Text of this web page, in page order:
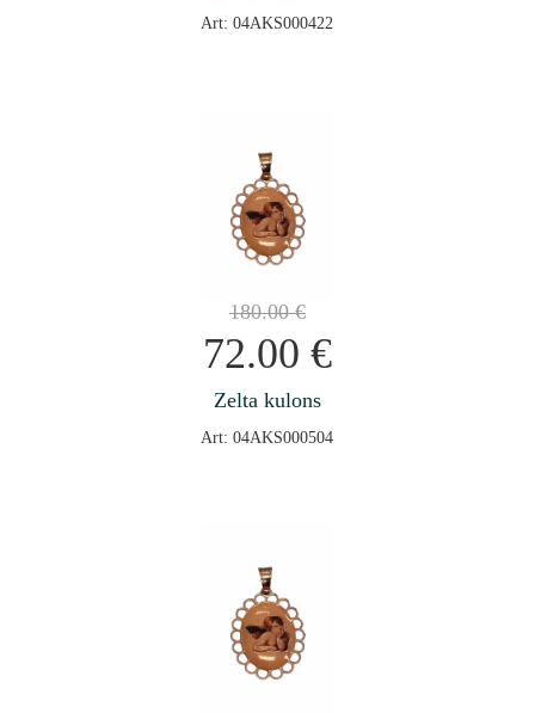
Art: 04AKS000422
180.00€
72.00 €
Zelta kulons
Art: 04AKS000504